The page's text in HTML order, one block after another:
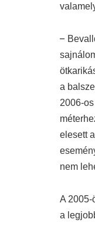
–
a
2006-
elesett
nem
A 2005-
a